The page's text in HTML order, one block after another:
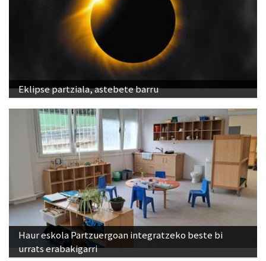
Eklipse partziala, astebete barru
Haur eskola Partzuergoan integratzeko beste bi
urrats erabakigarri